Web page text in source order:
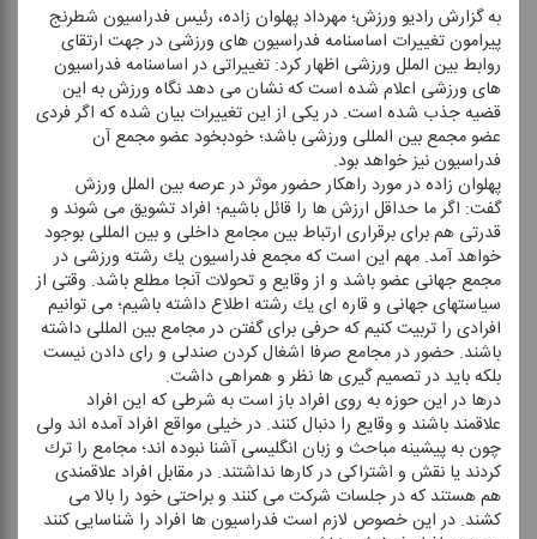
به گزارش رادیو ورزش؛ مهرداد پهلوان زاده، رئیس فدراسیون شطرنج
پیرامون تغییرات اساسنامه فدراسیون های ورزشی در جهت ارتقای
روابط بین الملل ورزشی اظهار كرد: تغییراتی در اساسنامه فدراسیون
های ورزشی اعلام شده است كه نشان می دهد نگاه ورزش به این
قضیه جذب شده است. در یكی از این تغییرات بیان شده كه اگر فردی
عضو مجمع بین المللی ورزشی باشد؛ خودبخود عضو مجمع آن
فدراسیون نیز خواهد بود.
پهلوان زاده در مورد راهكار حضور موثر در عرصه بین الملل ورزش
گفت: اگر ما حداقل ارزش ها را قائل باشیم؛ افراد تشویق می شوند و
قدرتی هم برای برقراری ارتباط بین مجامع داخلی و بین المللی بوجود
خواهد آمد. مهم این است كه مجمع فدراسیون یك رشته ورزشی در
مجمع جهانی عضو باشد و از وقایع و تحولات آنجا مطلع باشد. وقتی از
سیاستهای جهانی و قاره ای یك رشته اطلاع داشته باشیم؛ می توانیم
افرادی را تربیت كنیم كه حرفی برای گفتن در مجامع بین المللی داشته
باشند. حضور در مجامع صرفا اشغال كردن صندلی و رای دادن نیست
بلكه باید در تصمیم گیری ها نظر و همراهی داشت.
درها در این حوزه به روی افراد باز است به شرطی كه این افراد
علاقمند باشند و وقایع را دنبال كنند. در خیلی مواقع افراد آمده اند ولی
چون به پیشینه مباحث و زبان انگلیسی آشنا نبوده اند؛ مجامع را ترك
كردند یا نقش و اشتراكی در كارها نداشتند. در مقابل افراد علاقمندی
هم هستند كه در جلسات شركت می كنند و براحتی خود را بالا می
كشند. در این خصوص لازم است فدراسیون ها افراد را شناسایی كنند